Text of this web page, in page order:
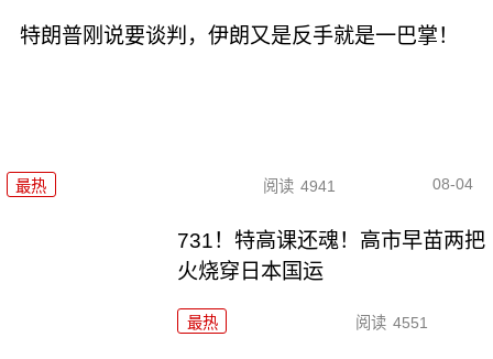
特朗普刚说要谈判，伊朗又是反手就是一巴掌！
最热 阅读 4941 08-04
731！特高课还魂！高市早苗两把
火烧穿日本国运
最热 阅读 4551